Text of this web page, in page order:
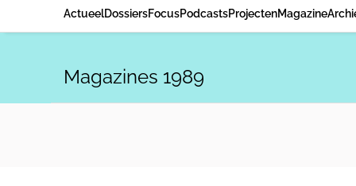
ActueelDossiersFocusPodcastsProjectenMagazine
Magazines 1989